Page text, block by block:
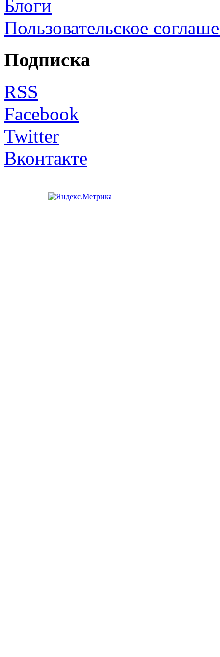
Блоги
Пользовательское
Подписка
RSS
Facebook
Twitter
Вконтакте